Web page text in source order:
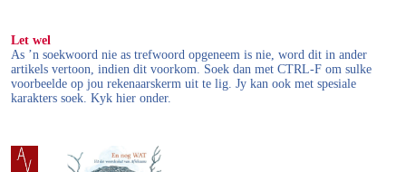
Let wel
As ’n soekwoord nie as trefwoord opgeneem is nie, word dit in ander
artikels vertoon, indien dit voorkom. Soek dan met CTRL-F om sulke
voorbeelde op jou rekenaarskerm uit te lig. Jy kan ook met spesiale
karakters soek. Kyk hier onder.